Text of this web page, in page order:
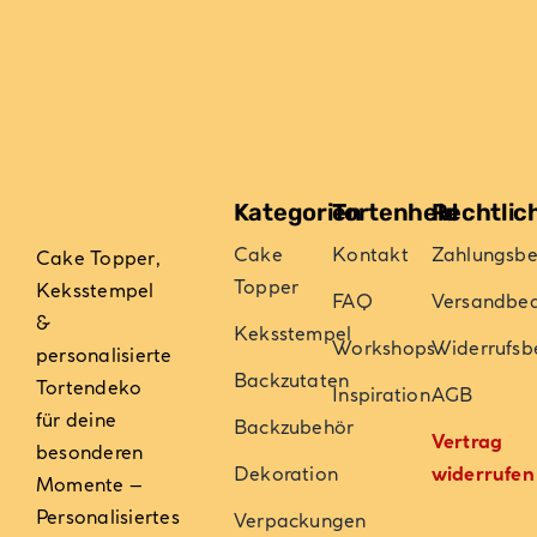
Cake Topper,
Keksstempel
&
personalisierte
Tortendeko
für deine
besonderen
Momente –
Personalisiertes
Kategorien
Cake
Topper
Keksstempel
Backzutaten
Backzubehör
Dekoration
Verpackungen
Tortenheld
Kontakt
FAQ
Workshops
InspirationAGB
Vertrag
widerrufen